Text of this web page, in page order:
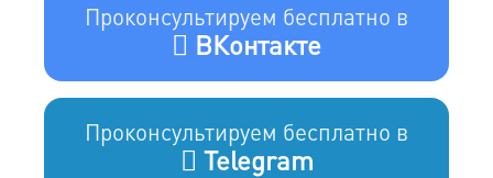
Проконсультируем бесплатно в
ВКонтакте
Проконсультируем бесплатно в
Telegram